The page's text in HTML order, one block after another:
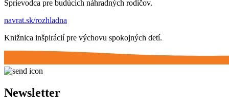
Sprievodca pre budúcich náhradných rodičov.
navrat.sk/rozhladna
Knižnica inšpirácií pre výchovu spokojných detí.
Newsletter